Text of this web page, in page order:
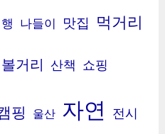
나들이 맛집 먹거리
볼거리 산책 쇼핑
핑 울산 자연 전시